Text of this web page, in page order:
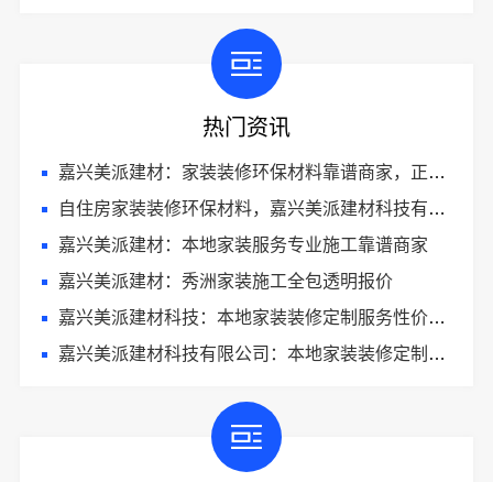
热门资讯
嘉兴美派建材：家装装修环保材料靠谱商家，正品有保障
自住房家装装修环保材料，嘉兴美派建材科技有限公司一线品牌正品保障
嘉兴美派建材：本地家装服务专业施工靠谱商家
嘉兴美派建材：秀洲家装施工全包透明报价
嘉兴美派建材科技：本地家装装修定制服务性价比高
嘉兴美派建材科技有限公司：本地家装装修定制服务性价比高